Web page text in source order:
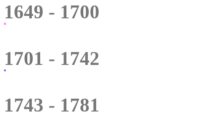
1649 - 1700
1701 - 1742
1743 - 1781